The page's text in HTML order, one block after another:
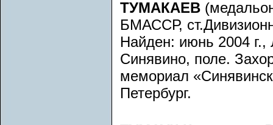
ТУМАКАЕВ
БМАССР,
Найден: июнь 2004 г.,
Синявино, поле.
мемориал
Петербург.